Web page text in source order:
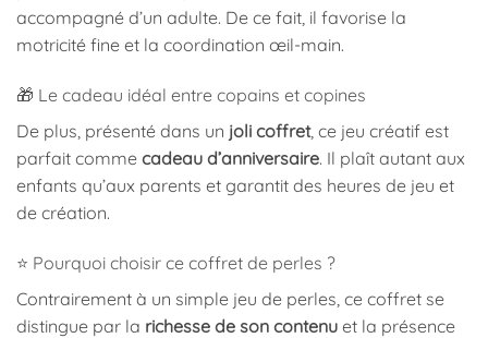
accompagné d’un adulte. De ce fait, il favorise la
motricité fine et la coordination œil-main.
🎁 Le cadeau idéal entre copains et copines
De plus, présenté dans un joli coffret, ce jeu créatif est
parfait comme cadeau d’anniversaire. Il plaît autant aux
enfants qu’aux parents et garantit des heures de jeu et
de création.
⭐ Pourquoi choisir ce coffret de perles ?
Contrairement à un simple jeu de perles, ce coffret se
distingue par la richesse de son contenu et la présence